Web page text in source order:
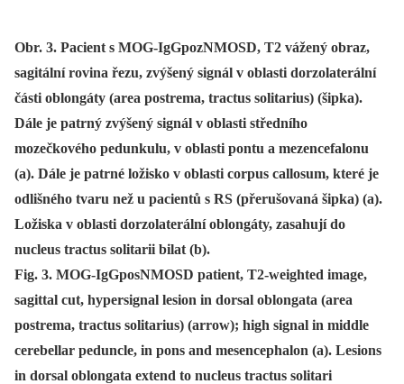
Obr. 3. Pacient s MOG-IgGpozNMOSD, T2 vážený obraz,
sagitální rovina řezu, zvýšený signál v oblasti dorzolaterální
části oblongáty (area postrema, tractus solitarius) (šipka).
Dále je patrný zvýšený signál v oblasti středního
mozečkového pedunkulu, v oblasti pontu a mezencefalonu
(a). Dále je patrné ložisko v oblasti corpus callosum, které je
odlišného tvaru než u pacientů s RS (přerušovaná šipka) (a).
Ložiska v oblasti dorzolaterální oblongáty, zasahují do
nucleus tractus solitarii bilat (b).
Fig. 3. MOG-IgGposNMOSD patient, T2-weighted image,
sagittal cut, hypersignal lesion in dorsal oblongata (area
postrema, tractus solitarius) (arrow); high signal in middle
cerebellar peduncle, in pons and mesencephalon (a). Lesions
in dorsal oblongata extend to nucleus tractus solitari